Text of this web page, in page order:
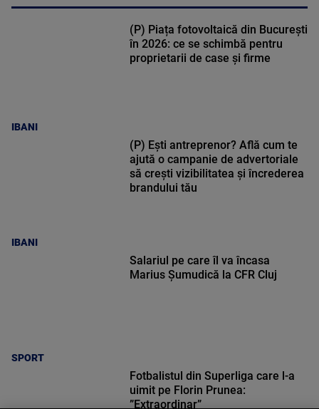
IBANI
(P) Piața fotovoltaică din București
în 2026: ce se schimbă pentru
proprietarii de case și firme
IBANI
(P) Ești antreprenor? Află cum te
ajută o campanie de advertoriale
să crești vizibilitatea și încrederea
brandului tău
SPORT
Salariul pe care îl va încasa
Marius Șumudică la CFR Cluj
Fotbalistul din Superliga care l-a
uimit pe Florin Prunea:
”Extraordinar”